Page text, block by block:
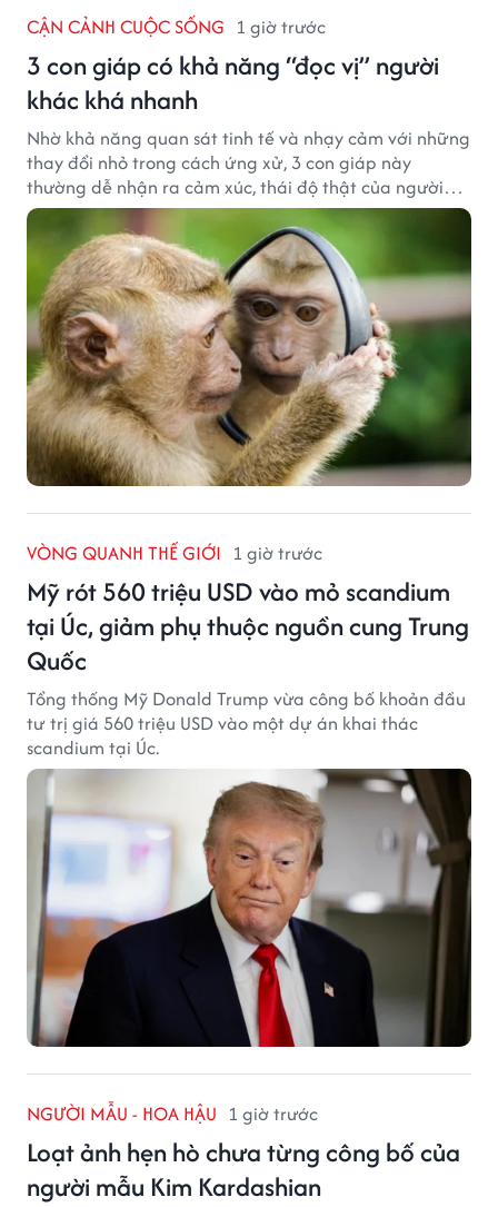
CẬN CẢNH CUỘC SỐNG 1 giờ trước
3 con giáp có khả năng “đọc vị” người
khác khá nhanh
Nhờ khả năng quan sát tinh tế và nhạy cảm với những
thay đổi nhỏ trong cách ứng xử, 3 con giáp này
thường dễ nhận ra cảm xúc, thái độ thật của người
đối diện.
VÒNG QUANH THẾ GIỚI 1 giờ trước
Mỹ rót 560 triệu USD vào mỏ scandium
tại Úc, giảm phụ thuộc nguồn cung Trung
Quốc
Tổng thống Mỹ Donald Trump vừa công bố khoản đầu
tư trị giá 560 triệu USD vào một dự án khai thác
scandium tại Úc.
NGƯỜI MẪU - HOA HẬU 1 giờ trước
Loạt ảnh hẹn hò chưa từng công bố của
người mẫu Kim Kardashian